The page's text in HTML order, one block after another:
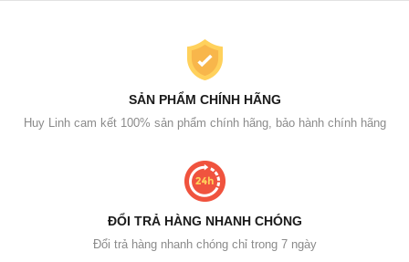
SẢN PHẨM CHÍNH HÃNG
Huy Linh cam kết 100% sản phẩm chính hãng, bảo hành chính hãng
ĐỔI TRẢ HÀNG NHANH CHÓNG
Đổi trả hàng nhanh chóng chỉ trong 7 ngày